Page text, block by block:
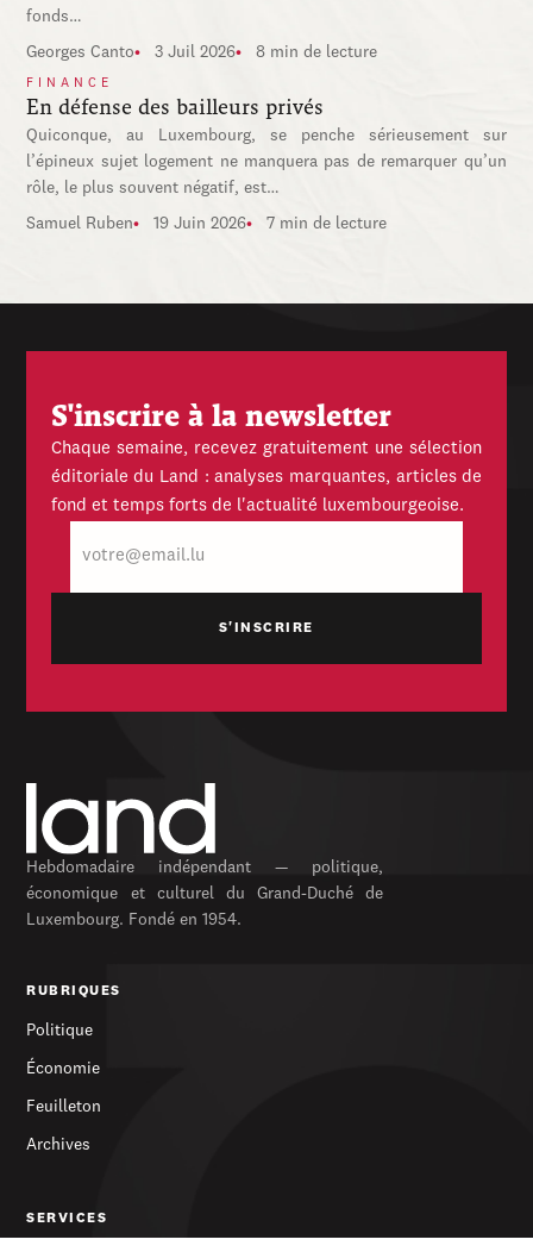
fonds…
Georges Canto 3 Juil 2026 8 min de lecture
FINANCE
En défense des bailleurs privés
Quiconque, au Luxembourg, se penche sérieusement sur
l’épineux sujet logement ne manquera pas de remarquer qu’un
rôle, le plus souvent négatif, est…
Samuel Ruben 19 Juin 2026 7 min de lecture
S'inscrire à la newsletter
Chaque semaine, recevez gratuitement une sélection
éditoriale du Land : analyses marquantes, articles de
fond et temps forts de l'actualité luxembourgeoise.
mail
Hebdomadaire indépendant — politique,
économique et culturel du Grand-Duché de
Luxembourg. Fondé en 1954.
RUBRIQUES
Politique
Économie
Feuilleton
Archives
SERVICES